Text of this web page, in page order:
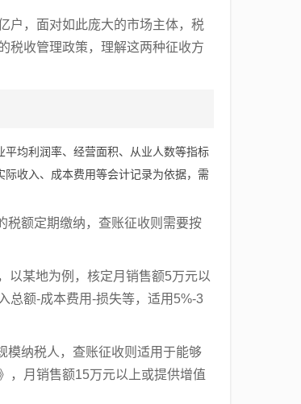
户，面对如此庞大的市场主体，税
税收管理政策，理解这两种征收方
平均利润率、经营面积、从业人数等指标
收入、成本费用等会计记录为依据，需
税额定期缴纳，查账征收则需要按
以某地为例，核定月销售额5万元以
总额-成本费用-损失等，适用5%-3
模纳税人，查账征收则适用于能够
，月销售额15万元以上或提供增值